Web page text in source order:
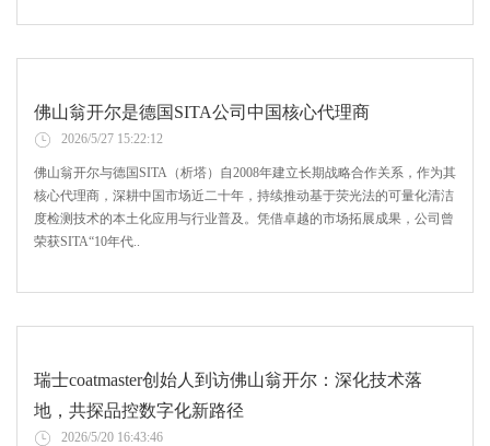
佛山翁开尔是德国SITA公司中国核心代理商
2026/5/27 15:22:12
佛山翁开尔与德国SITA（析塔）自2008年建立长期战略合作关系，作为其
核心代理商，深耕中国市场近二十年，持续推动基于荧光法的可量化清洁
度检测技术的本土化应用与行业普及。凭借卓越的市场拓展成果，公司曾
荣获SITA“10年代..
瑞士coatmaster创始人到访佛山翁开尔：深化技术落
地，共探品控数字化新路径
2026/5/20 16:43:46